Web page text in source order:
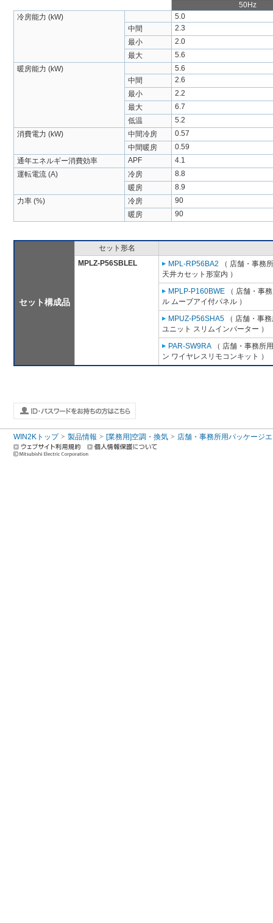
50Hz
冷房能力 (kW)
5.0
中間
2.3
最小
2.0
最大
5.6
暖房能力 (kW)
5.6
中間
2.6
最小
2.2
最大
6.7
低温
5.2
消費電力 (kW)
中間冷房
0.57
中間暖房
0.59
通年エネルギー消費効率
APF
4.1
運転電流 (A)
冷房
8.8
暖房
8.9
力率 (%)
冷房
90
暖房
90
セット構成品
セット形名
MPLZ-P56SBLEL
MPL-RP56BA2 （ 店舗・事務
天井カセット形室内 ）
MPLP-P160BWE （ 店舗・事
ル ムーブアイ付パネル ）
MPUZ-P56SHA5 （ 店舗・事
ユニット スリムインバーター ）
PAR-SW9RA （ 店舗・事務所
ン ワイヤレスリモコンキット ）
WIN2Kトップ 製品情報 [業務用]空調・換気 店舗・事務所用パッケージ